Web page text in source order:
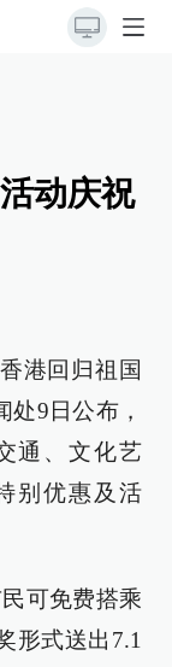
动庆祝
香港回归祖国
9日公布，
通、文化艺
别优惠及活
可免费搭乘
形式送出7.1